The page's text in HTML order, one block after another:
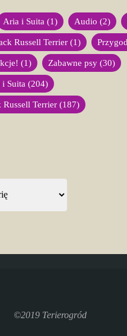
Aria i Suita (1) Audio (2)
Russell Terrier (1)
(1) Zabawne psy (30)
i Suita (204)
Russell Terrier (187)
©2019 Terierogród